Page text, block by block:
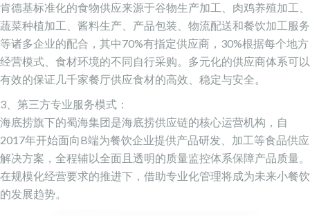
肯德基标准化的食物供应来源于谷物生产加工、肉鸡养殖加工、
蔬菜种植加工、酱料生产、产品包装、物流配送和餐饮加工服务
等诸多企业的配合，其中70%有指定供应商，30%根据每个地方
经营模式、食材环境的不同自行采购。多元化的供应商体系可以
有效的保证几千家餐厅供应食材的高效、稳定与安全。
3、第三方专业服务模式：
海底捞旗下的蜀海集团是海底捞供应链的核心运营机构，自
2017年开始面向B端为餐饮企业提供产品研发、加工等食品供应
解决方案，全程辅以全面且透明的质量监控体系保障产品质量。
在规模化经营要求的推进下，借助专业化管理将成为未来小餐饮
的发展趋势。